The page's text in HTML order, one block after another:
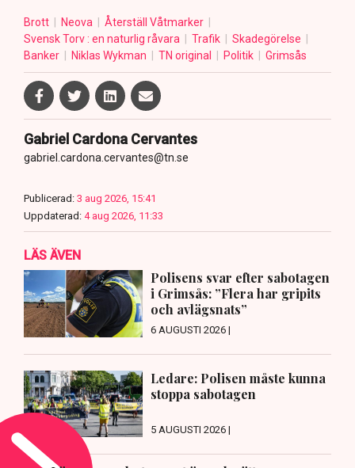
Brott Neova
Återställ Våtmarker
Svensk Torv : en naturlig råvara
Trafik
Skadegörelse
Banker
Niklas Wykman TN original Politik Grimsås
Gabriel Cardona Cervantes
gabriel.cardona.cervantes@tn.se
Publicerad: 3 aug 2026, 15:41
Uppdaterad: 4 aug 2026, 11:33
LÄS ÄVEN
Polisens svar efter sabotagen
i Grimsås: ”Flera har gripits
och avlägsnats”
6 AUGUSTI 2026 |
Ledare: Polisen måste kunna
stoppa sabotagen
5 AUGUSTI 2026 |